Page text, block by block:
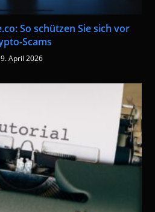
So schützen Sie sich vor
Scams
9. April 2026